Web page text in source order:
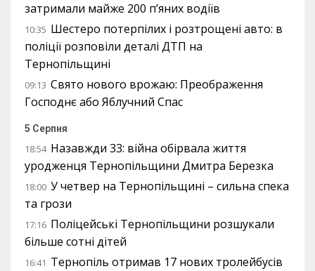
затримали майже 200 п’яних водіїв
10:35 Шестеро потерпілих і розтрощені авто: в
поліції розповіли деталі ДТП на
Тернопільщині
09:13 Свято нового врожаю: Преображення
Господнє або Яблучний Спас
5 Серпня
18:54 Назавжди 33: війна обірвала життя
уродженця Тернопільщини Дмитра Березка
18:00 У четвер на Тернопільщині – сильна спека
та грози
17:16 Поліцейські Тернопільщини розшукали
більше сотні дітей
16:41 Тернопіль отримав 17 нових тролейбусів